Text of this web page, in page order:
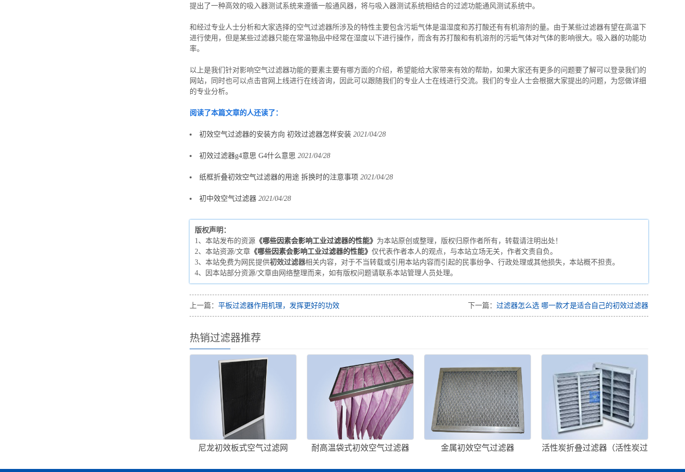
提出了一种高效的吸入器测试系统来遵循一般通风器，将与吸入器测试系统相结合的过滤功能通风测试系统中。
和经过专业人士分析和大家选择的空气过滤器所涉及的特性主要包含污垢气体是温湿度和苏打酸还有有机溶剂的量。由于某些过滤器有望在高温下
进行使用，但是某些过滤器只能在常温物品中经常在湿度以下进行操作，而含有苏打酸和有机溶剂的污垢气体对气体的影响很大。吸入器的功能功
率。
以上是我们针对影响空气过滤器功能的要素主要有哪方面的介绍，希望能给大家带来有效的帮助，如果大家还有更多的问题要了解可以登录我们的
网站，同时也可以点击官网上线进行在线咨询，因此可以跟随我们的专业人士在线进行交流。我们的专业人士会根据大家提出的问题，为您做详细
的专业分析。
阅读了本篇文章的人还读了：
初效空气过滤器的安装方向 初效过滤器怎样安装 2021/04/28
初效过滤器g4意思 G4什么意思 2021/04/28
纸框折叠初效空气过滤器的用途 拆换时的注意事项 2021/04/28
初中效空气过滤器 2021/04/28
版权声明：
1、本站发布的资源 《哪些因素会影响工业过滤器的性能》 为本站原创或整理，版权归原作者所有，转载请注明出处！
2、本站资源/文章 《哪些因素会影响工业过滤器的性能》 仅代表作者本人的观点，与本站立场无关，作者文责自负。
3、本站免费为网民提供初效过滤器相关内容，对于不当转载或引用本站内容而引起的民事纷争、行政处理或其他损失，本站概不担责。
4、因本站部分资源/文章由网络整理而来，如有版权问题请联系本站管理人员处理。
上一篇： 平板过滤器作用机理，发挥更好的功效 下一篇： 过滤器怎么选 哪一款才是适合自己的初效过滤器
热销过滤器推荐
尼龙初效板式空气过滤网
耐高温袋式初效空气过滤器
金属初效空气过滤器
活性炭折叠过滤器（活性炭过